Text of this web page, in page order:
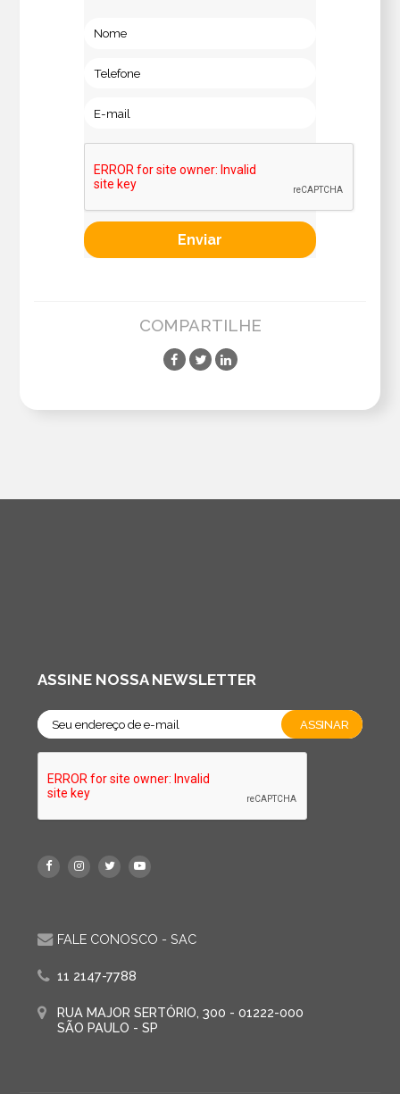
COMPARTILHE
ASSINE NOSSA NEWSLETTER
FALE CONOSCO - SAC
11 2147-7788
RUA MAJOR SERTÓRIO, 300 - 01222-000
SÃO PAULO - SP